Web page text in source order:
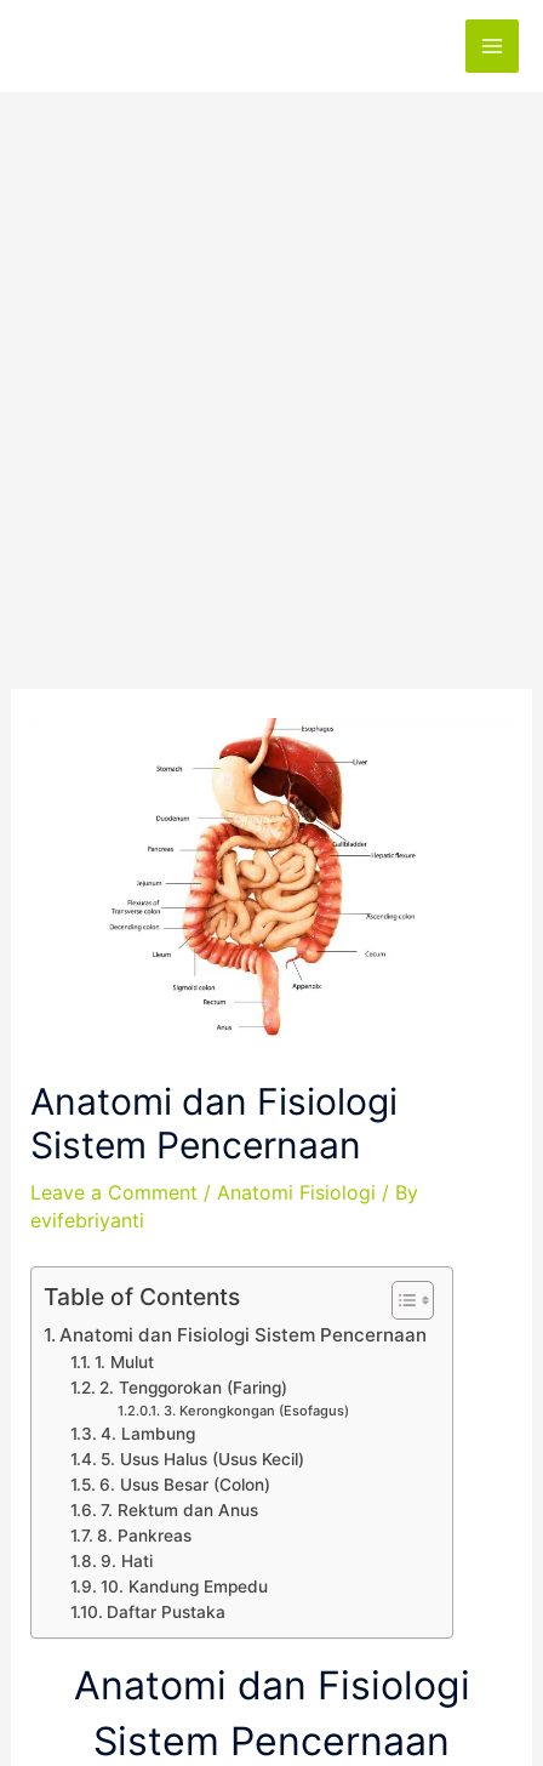
Anatomi dan Fisiologi
Sistem Pencernaan
Leave a Comment / Anatomi Fisiologi / By
evifebriyanti
Table of Contents
Anatomi dan Fisiologi Sistem Pencernaan
1. Mulut
2. Tenggorokan (Faring)
3. Kerongkongan (Esofagus)
4. Lambung
5. Usus Halus (Usus Kecil)
6. Usus Besar (Colon)
7. Rektum dan Anus
8. Pankreas
9. Hati
10. Kandung Empedu
Daftar Pustaka
Anatomi dan Fisiologi
Sistem Pencernaan